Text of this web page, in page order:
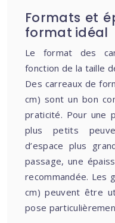
Formats et
format idéal
Le format des
fonction de la taille
Des carreaux de
cm) sont un bon
praticité. Pour une
plus petits
d’espace plus
passage, une
recommandée. Les
cm) peuvent être
pose